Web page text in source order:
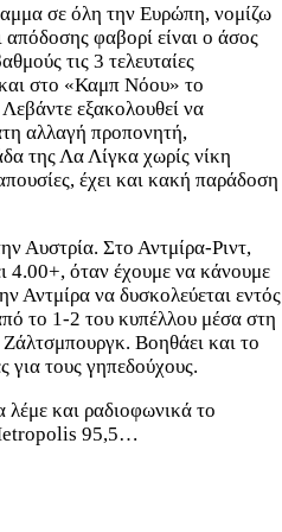
σε όλη την Ευρώπη, νομίζω
φαβορί είναι ο άσος
τις 3 τελευταίες
στο «Καμπ Νόου» το
εξακολουθεί να
αλλαγή προπονητή,
της Λα Λίγκα χωρίς νίκη
έχει και κακή παράδοση
Αυστρία. Στο Αντμίρα-Ριντ,
4.00+, όταν έχουμε να κάνουμε
Αντμίρα να δυσκολεύεται εντός
το 1-2 του κυπέλλου μέσα στη
Βοηθάει και το
για τους γηπεδούχους.
λέμε και ραδιοφωνικά το
95,5…